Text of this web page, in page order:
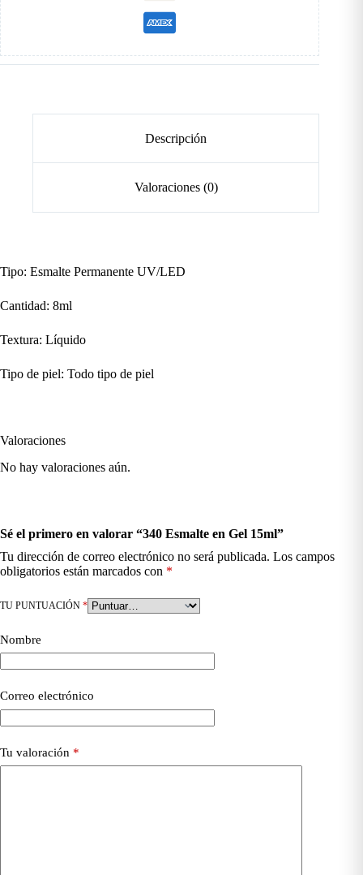
Descripción
Valoraciones (0)
Tipo: Esmalte Permanente UV/LED
Cantidad: 8ml
Textura: Líquido
Tipo de piel: Todo tipo de piel
Valoraciones
No hay valoraciones aún.
Sé el primero en valorar “340 Esmalte en Gel 15ml”
Tu dirección de correo electrónico no será publicada. Los campos
obligatorios están marcados con *
TU PUNTUACIÓN *
Nombre
Correo electrónico
Tu valoración *